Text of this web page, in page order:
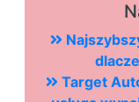
Target